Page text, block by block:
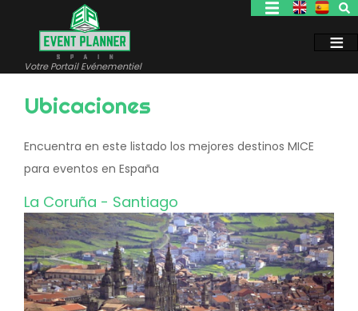
contenu
Votre Portail Evénementiel
Ubicaciones
Encuentra en este listado los mejores destinos MICE
para eventos en España
La Coruña - Santiago